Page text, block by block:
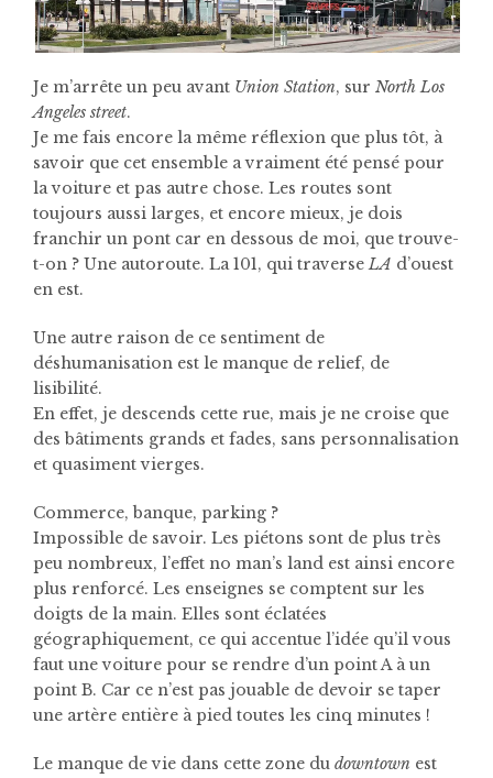
Je m’arrête un peu avant Union Station, sur North Los
Angeles street.
Je me fais encore la même réflexion que plus tôt, à
savoir que cet ensemble a vraiment été pensé pour
la voiture et pas autre chose. Les routes sont
toujours aussi larges, et encore mieux, je dois
franchir un pont car en dessous de moi, que trouve-
t-on ? Une autoroute. La 101, qui traverseLA d’ouest
en est.
Une autre raison de ce sentiment de
déshumanisation est le manque de relief, de
lisibilité.
En effet, je descends cette rue, mais je ne croise que
des bâtiments grands et fades, sans personnalisation
et quasiment vierges.
Commerce, banque, parking ?
Impossible de savoir. Les piétons sont de plus très
peu nombreux, l’effet no man’s land est ainsi encore
plus renforcé. Les enseignes se comptent sur les
doigts de la main. Elles sont éclatées
géographiquement, ce qui accentue l’idée qu’il vous
faut une voiture pour se rendre d’un point A à un
point B. Car ce n’est pas jouable de devoir se taper
une artère entière à pied toutes les cinq minutes !
Le manque de vie dans cette zone du downtown est